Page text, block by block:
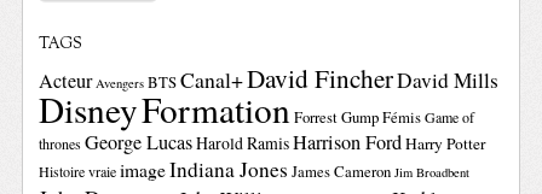
TAGS
Acteur Avengers BTSCanal+David FincherDavid Mills
DisneyFormationForrest GumpFémis Game of
thrones George LucasHarold RamisHarrison FordHarry Potter
Histoire vraie imageIndiana Jones James Cameron Jim Broadbent